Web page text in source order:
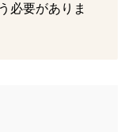
必要がありま